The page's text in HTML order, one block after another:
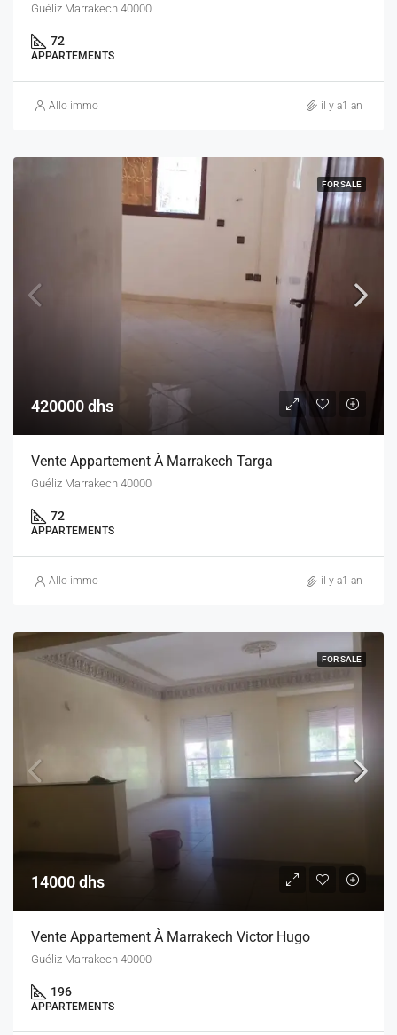
Guéliz Marrakech 40000
72
APPARTEMENTS
Allo immo il y a1 an
FOR SALE
420000 dhs
Vente Appartement À Marrakech Targa
Guéliz Marrakech 40000
72
APPARTEMENTS
Allo immo il y a1 an
FOR SALE
14000 dhs
Vente Appartement À Marrakech Victor Hugo
Guéliz Marrakech 40000
196
APPARTEMENTS